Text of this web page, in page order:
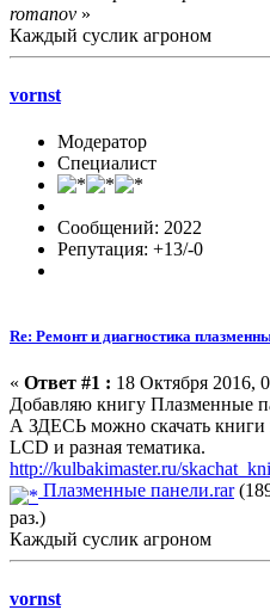
romanov »
Каждый суслик агроном
vornst
Модератор
Специалист
Сообщений: 2022
Репутация: +13/-0
Re: Ремонт и диагностика
« Ответ #1 : 18 Октября 2016,
Добавляю книгу Плазменные
А ЗДЕСЬ можно скачать книги
LCD и разная тематика.
http://kulbakimaster.ru/
Плазменные панели.rar
раз.)
Каждый суслик агроном
vornst